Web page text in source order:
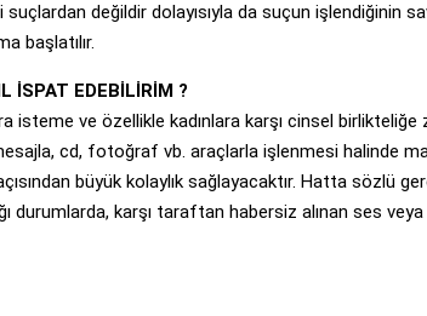
değildir dolayısıyla da suçun işlendiğinin
başlatılır.
İSPAT EDEBİLİRİM ?
isteme ve özellikle kadınlara karşı cinsel
cd, fotoğraf vb. araçlarla işlenmesi halinde
büyük kolaylık sağlayacaktır. Hatta sözlü
durumlarda, karşı taraftan habersiz alınan ses